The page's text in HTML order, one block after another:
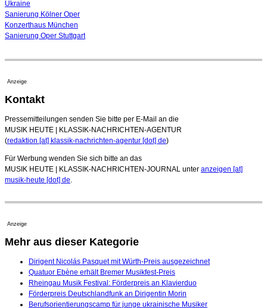
Ukraine
Sanierung Kölner Oper
Konzerthaus München
Sanierung Oper Stuttgart
Anzeige
Kontakt
Pressemitteilungen senden Sie bitte per E-Mail an die
MUSIK HEUTE | KLASSIK-NACHRICHTEN-AGENTUR
(redaktion [at] klassik-nachrichten-agentur [dot] de)
Für Werbung wenden Sie sich bitte an das
MUSIK HEUTE | KLASSIK-NACHRICHTEN-JOURNAL unter anzeigen [at]
musik-heute [dot] de
Anzeige
Mehr aus dieser Kategorie
Dirigent Nicolás Pasquet mit Würth-Preis ausgezeichnet
Quatuor Ebène erhält Bremer Musikfest-Preis
Rheingau Musik Festival: Förderpreis an Klavierduo
Förderpreis Deutschlandfunk an Dirigentin Morin
Berufsorientierungscamp für junge ukrainische Musiker